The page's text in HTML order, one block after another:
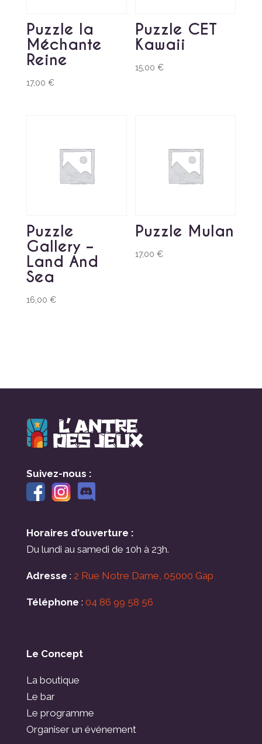
Puzzle la
Méchante
Reine
17,00 €
Puzzle CET
Kawaii
15,00€
Puzzle
Gallery –
Land And
Sea
16,00 €
Puzzle Mulan
17,00€
Suivez-nous :
Horaires d’ouverture :
Du lundi au samedi de 10h à 23h.
Adresse : 2 Rue Notre Dame, 05000 Gap
Téléphone : 04 86 99 58 56
Le Concept
La boutique
Le bar
Le programme
Organiser un événement